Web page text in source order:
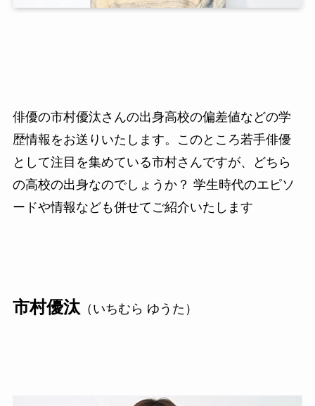
俳優の市村優汰さんの出身高校の偏差値などの学
歴情報をお送りいたします。このところ若手俳優
として注目を集めている市村さんですが、どちら
の高校の出身なのでしょうか？ 学生時代のエピソ
ードや情報なども併せてご紹介いたします
市村優汰（いちむら ゆうた）